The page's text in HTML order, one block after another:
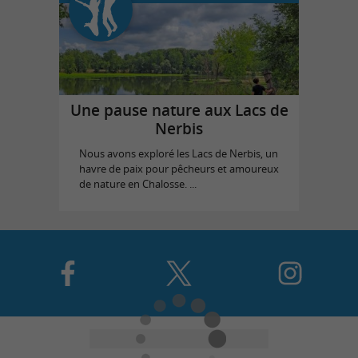
Une pause nature aux Lacs de
Nerbis
Nous avons exploré les Lacs de Nerbis, un
havre de paix pour pêcheurs et amoureux
de nature en Chalosse. ...